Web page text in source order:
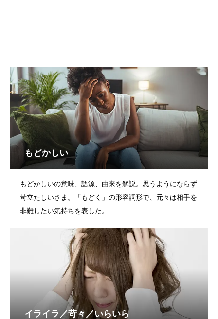
もどかしい
もどかしいの意味、語源、由来を解説。思うようにならず
苛立たしいさま。「もどく」の形容詞形で、元々は相手を
非難したい気持ちを表した。
イライラ／苛々／いらいら